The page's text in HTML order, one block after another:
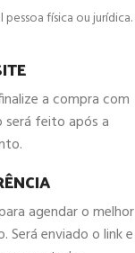
física ou jurídica.
a compra com
será feito após a
agendar o melhor
Será enviado o link e